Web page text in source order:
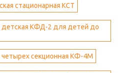
стационарная КСТ
детская КФД-2 для детей до
секционная КФ-4М